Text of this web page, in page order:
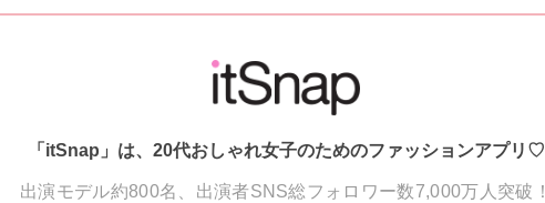
「itSnap」は、20代おしゃれ女子のためのファッションアプリ♡
出演モデル約800名、出演者SNS総フォロワー数7,000万人突破！